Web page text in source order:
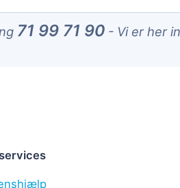
71 99 71 90 - Vi er her